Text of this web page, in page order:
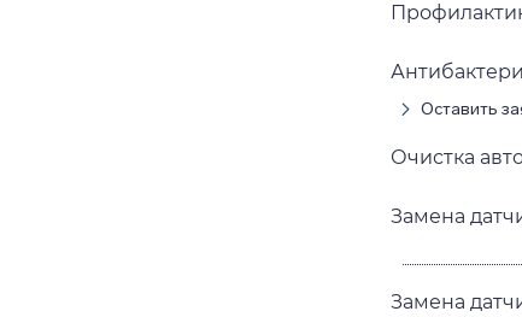
Оставить
Очистка
Замена
Замена